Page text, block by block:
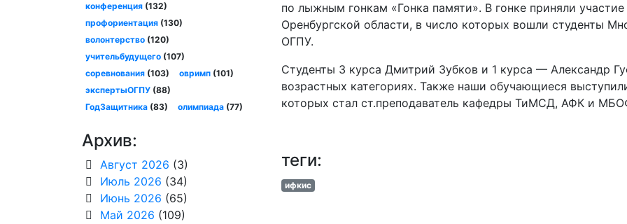
по лыжным гонкам «Гонка памяти». В гонке приняли
Оренбургской области, в число которых вошли студенты
ОГПУ.
Студенты 3 курса Дмитрий Зубков и 1 курса — Александр
возрастных категориях. Также наши обучающиеся
которых стал ст.преподаватель кафедры ТиМСД, АФК и
теги:
ифкис
конференция(132)
профориентация(130)
волонтерство(120)
учительбудущего(107)
соревнования(103) овримп (101)
экспертыОГПУ(88)
ГодЗащитника(83) олимпиада (77)
Архив:
Август 2026 (3)
Июль 2026 (34)
Июнь 2026 (65)
Май 2026 (109)